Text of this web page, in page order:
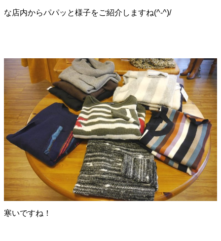
な店内からパパッと様子をご紹介しますね(^-^)/
寒いですね！